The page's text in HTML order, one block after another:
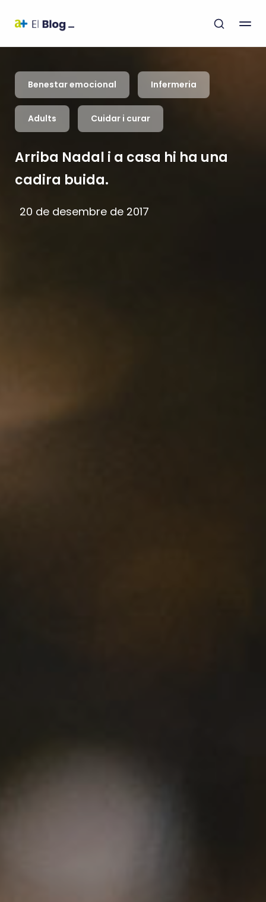
Benestar emocional Infermeria
Adults Cuidar i curar
Arriba Nadal i a casa hi ha una
cadira buida.
20 de desembre de 2017